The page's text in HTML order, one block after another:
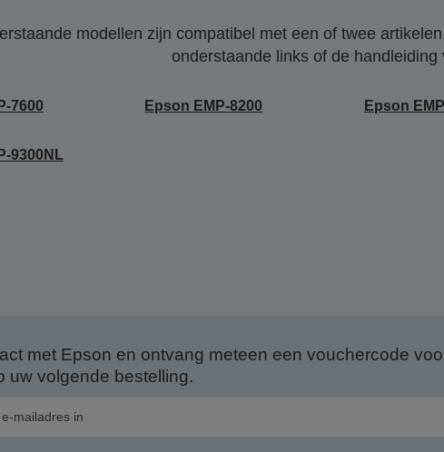
modellen zijn compatibel met een of twee
onderstaande links of de handleiding
7600 Epson EMP-8200 Epson
9300NL
met Epson en ontvang meteen een vouchercode
uw volgende bestelling.